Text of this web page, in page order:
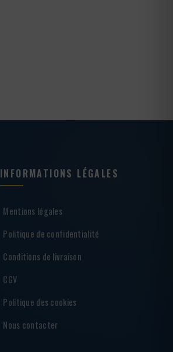
INFORMATIONS LÉGALES
Mentions légales
Politique de confidentialité
Conditions de livraison
CGV
Politique des cookies
Nous contacter